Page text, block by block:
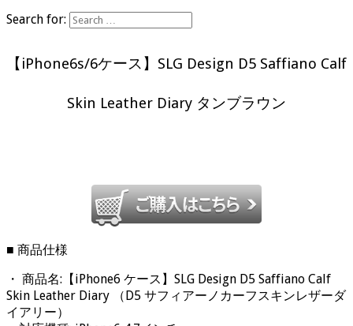
Search for:
【iPhone6s/6ケース】SLG Design D5 Saffiano Calf
Skin Leather Diary タンブラウン
■ 商品仕様
・ 商品名:【iPhone6 ケース】SLG Design D5 Saffiano Calf
Skin Leather Diary （D5 サフィアーノカーフスキンレザーダ
イアリー）